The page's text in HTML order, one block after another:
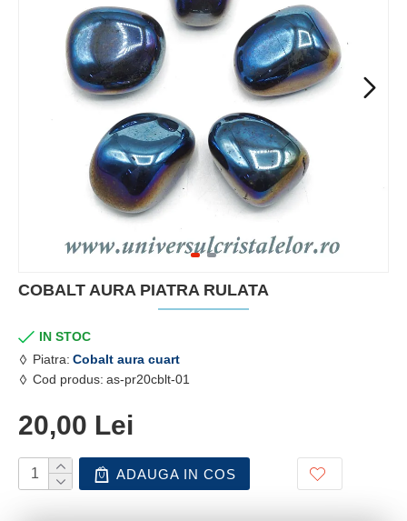
COBALT AURA PIATRA RULATA
IN STOC
Piatra: Cobalt aura cuart
Cod produs: as-pr20cblt-01
20,00 Lei
ADAUGA IN COS